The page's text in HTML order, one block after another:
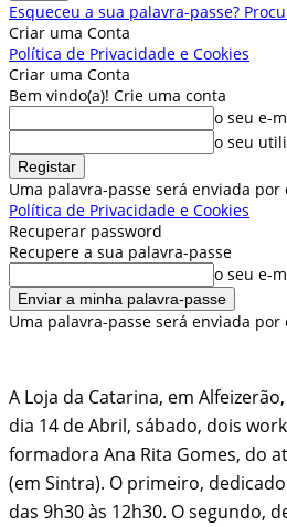
Esqueceu a sua palavra-passe?
Criar uma Conta
Política de Privacidade e Cookies
Criar uma Conta
Bem vindo(a)! Crie uma conta
o seu e-
o seu
Uma palavra-passe será enviada por
Política de Privacidade e Cookies
Recuperar password
Recupere a sua palavra-passe
o seu e-
Uma palavra-passe será enviada por
A Loja da Catarina, em
dia 14 de Abril, sábado, dois
formadora Ana Rita Gomes, do
(em Sintra). O primeiro,
das 9h30 às 12h30. O segundo,